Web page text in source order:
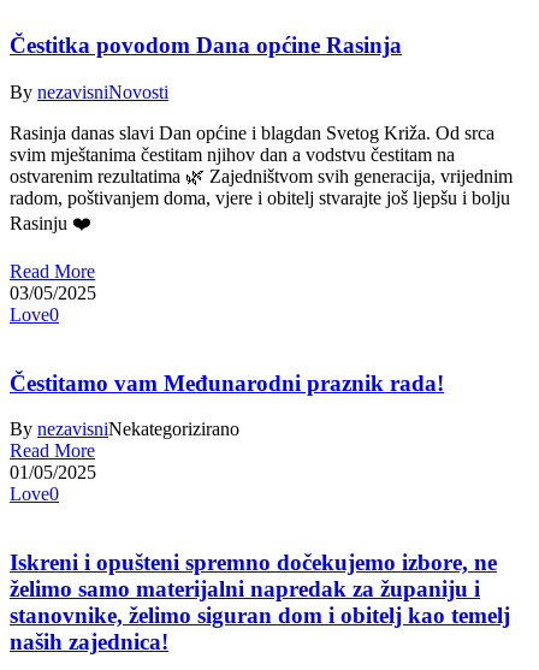
Čestitka povodom Dana općine Rasinja
By nezavisniNovosti
Rasinja danas slavi Dan općine i blagdan Svetog Križa. Od srca
svim mještanima čestitam njihov dan a vodstvu čestitam na
ostvarenim rezultatima 🌿 Zajedništvom svih generacija, vrijednim
radom, poštivanjem doma, vjere i obitelj stvarajte još ljepšu i bolju
Rasinju ❤️
Read More
03/05/2025
Love0
Čestitamo vam Međunarodni praznik rada!
By nezavisniNekategorizirano
Read More
01/05/2025
Love0
Iskreni i opušteni spremno dočekujemo izbore, ne
želimo samo materijalni napredak za županiju i
stanovnike, želimo siguran dom i obitelj kao temelj
naših zajednica!